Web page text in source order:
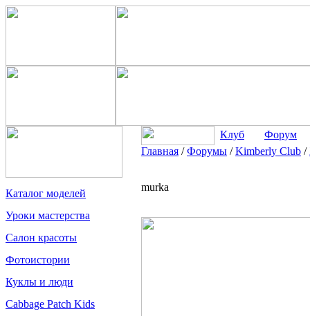
Каталог моделей
Уроки мастерства
Салон красоты
Фотоистории
Куклы и люди
Cabbage Patch Kids
Клуб
Форум
Главная /Форумы /Kimberly Club /
murka